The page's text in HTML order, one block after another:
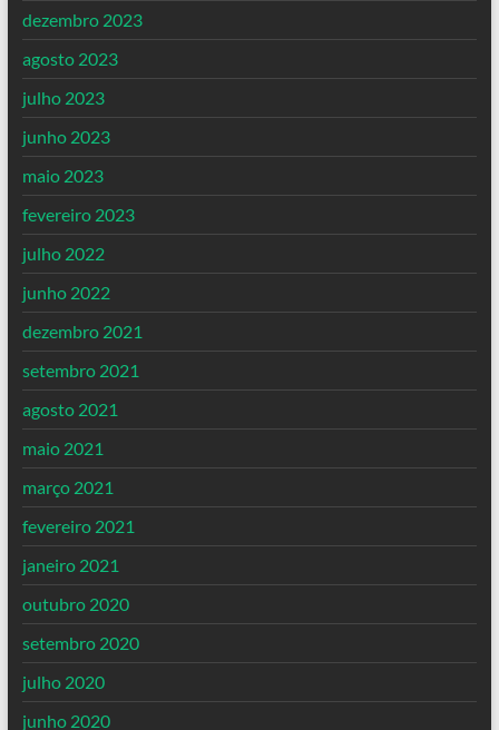
dezembro 2023
agosto 2023
julho 2023
junho 2023
maio 2023
fevereiro 2023
julho 2022
junho 2022
dezembro 2021
setembro 2021
agosto 2021
maio 2021
março 2021
fevereiro 2021
janeiro 2021
outubro 2020
setembro 2020
julho 2020
junho 2020